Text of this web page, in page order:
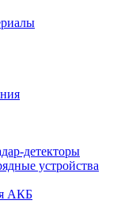
детекторы
устройства
АКБ